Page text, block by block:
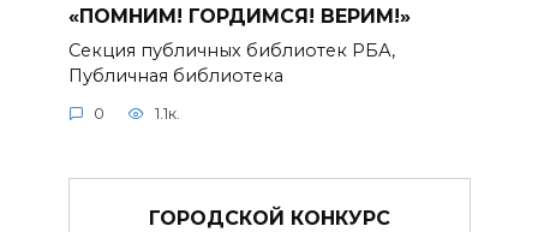
«ПОМНИМ! ГОРДИМСЯ! ВЕРИМ!»
Секция публичных библиотек РБА,
Публичная библиотека
0 1.1к.
ГОРОДСКОЙ КОНКУРС